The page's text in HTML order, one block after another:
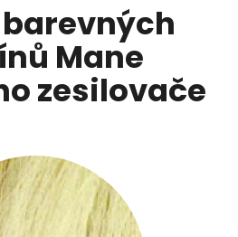
Mane
zesilovače